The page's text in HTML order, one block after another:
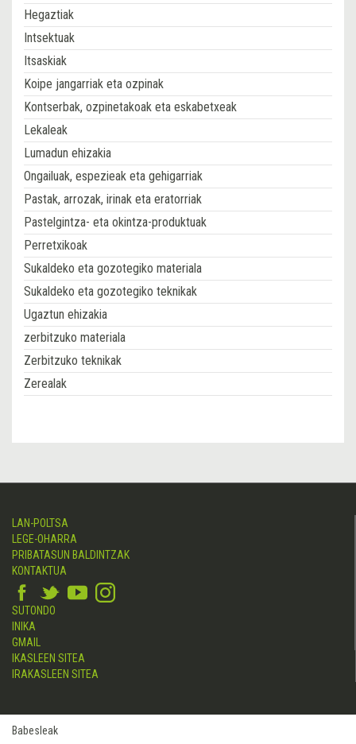
Hegaztiak
Intsektuak
Itsaskiak
Koipe jangarriak eta ozpinak
Kontserbak, ozpinetakoak eta eskabetxeak
Lekaleak
Lumadun ehizakia
Ongailuak, espezieak eta gehigarriak
Pastak, arrozak, irinak eta eratorriak
Pastelgintza- eta okintza-produktuak
Perretxikoak
Sukaldeko eta gozotegiko materiala
Sukaldeko eta gozotegiko teknikak
Ugaztun ehizakia
zerbitzuko materiala
Zerbitzuko teknikak
Zerealak
LAN-POLTSA
LEGE-OHARRA
PRIBATASUN BALDINTZAK
KONTAKTUA
SUTONDO
INIKA
GMAIL
IKASLEEN SITEA
IRAKASLEEN SITEA
Babesleak